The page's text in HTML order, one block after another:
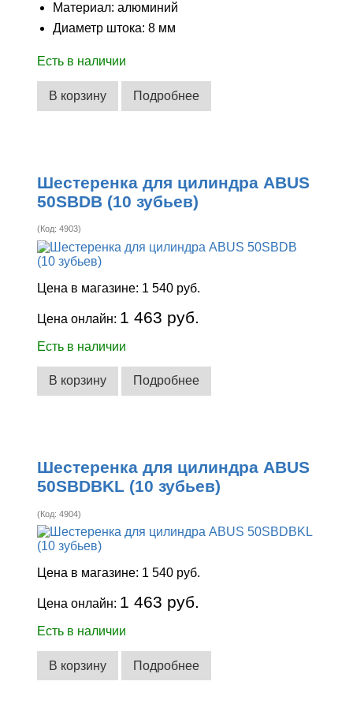
Материал: алюминий
Диаметр штока: 8 мм
Есть в наличии
В корзину Подробнее
Шестеренка для цилиндра ABUS
50SBDB (10 зубьев)
(Код:4903)
Цена в магазине: 1 540 руб.
Цена онлайн: 1 463 руб.
Есть в наличии
В корзину Подробнее
Шестеренка для цилиндра ABUS
50SBDBKL (10 зубьев)
(Код:4904)
Цена в магазине: 1 540 руб.
Цена онлайн: 1 463 руб.
Есть в наличии
В корзину Подробнее